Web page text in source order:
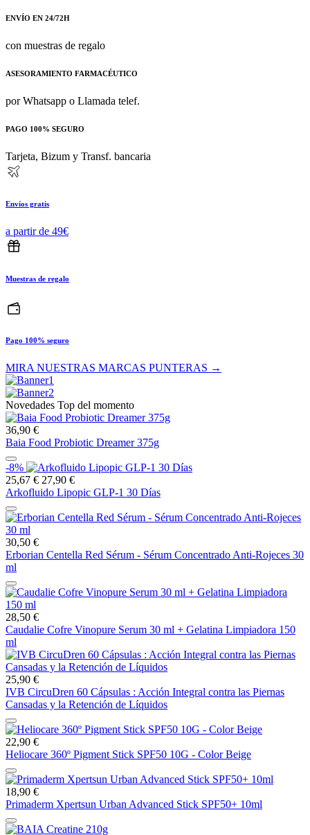
ENVÍO EN 24/72H
con muestras de regalo
ASESORAMIENTO FARMACÉUTICO
por Whatsapp o Llamada telef.
PAGO 100% SEGURO
Tarjeta, Bizum y Transf. bancaria
Envíos gratis
a partir de 49€
Muestras de regalo
Pago 100% seguro
MIRA NUESTRAS MARCAS PUNTERAS →
Novedades Top del momento
36,90 €
Baia Food Probiotic Dreamer 375g
-8%
25,67 € 27,90 €
Arkofluido Lipopic GLP-1 30 Días
30,50 €
Erborian Centella Red Sérum - Sérum Concentrado Anti-Rojeces 30
ml
28,50 €
Caudalie Cofre Vinopure Serum 30 ml + Gelatina Limpiadora 150
ml
25,90 €
IVB CircuDren 60 Cápsulas : Acción Integral contra las Piernas
Cansadas y la Retención de Líquidos
22,90 €
Heliocare 360º Pigment Stick SPF50 10G - Color Beige
18,90 €
Primaderm Xpertsun Urban Advanced Stick SPF50+ 10ml